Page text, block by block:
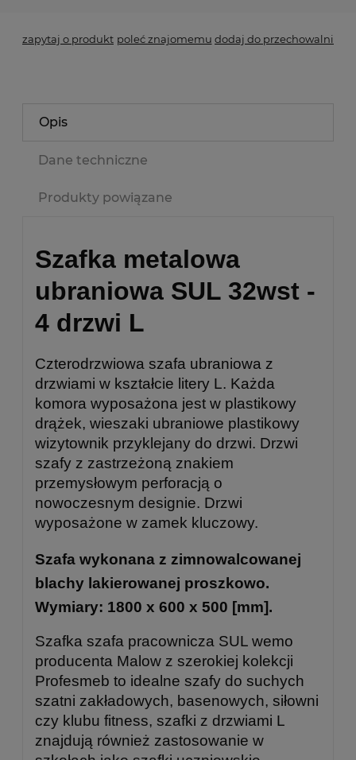
zapytaj o produkt poleć znajomemu dodaj do przechowalni
Opis
Dane techniczne
Produkty powiązane
Szafka metalowa
ubraniowa SUL 32wst -
4 drzwi L
Czterodrzwiowa szafa ubraniowa z
drzwiami w kształcie litery L. Każda
komora wyposażona jest w plastikowy
drążek, wieszaki ubraniowe plastikowy
wizytownik przyklejany do drzwi. Drzwi
szafy z zastrzeżoną znakiem
przemysłowym perforacją o
nowoczesnym designie. Drzwi
wyposażone w zamek kluczowy.
Szafa wykonana z zimnowalcowanej
blachy lakierowanej proszkowo.
Wymiary: 1800 x 600 x 500 [mm].
Szafka szafa pracownicza SUL wemo
producenta Malow z szerokiej kolekcji
Profesmeb to idealne szafy do suchych
szatni zakładowych, basenowych, siłowni
czy klubu fitness, szafki z drzwiami L
znajdują również zastosowanie w